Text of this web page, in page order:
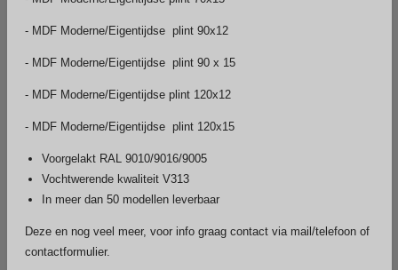
- MDF Moderne/Eigentijdse plint 90x12
- MDF Moderne/Eigentijdse plint 90 x 15
- MDF Moderne/Eigentijdse plint 120x12
- MDF Moderne/Eigentijdse plint 120x15
Voorgelakt RAL 9010/9016/9005
Vochtwerende kwaliteit V313
In meer dan 50 modellen leverbaar
Deze en nog veel meer, voor info graag contact via mail/telefoon of
contactformulier.